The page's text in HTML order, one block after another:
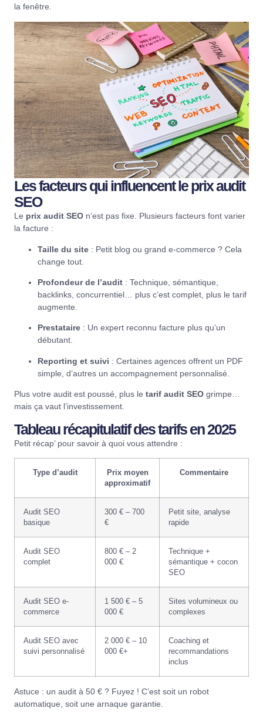
la fenêtre.
Les facteurs qui influencent le prix audit
SEO
Le prix audit SEO n’est pas fixe. Plusieurs facteurs font varier
la facture :
Taille du site : Petit blog ou grand e-commerce ? Cela
change tout.
Profondeur de l’audit : Technique, sémantique,
backlinks, concurrentiel… plus c’est complet, plus le tarif
augmente.
Prestataire : Un expert reconnu facture plus qu’un
débutant.
Reporting et suivi : Certaines agences offrent un PDF
simple, d’autres un accompagnement personnalisé.
Plus votre audit est poussé, plus le tarif audit SEO grimpe…
mais ça vaut l’investissement.
Tableau récapitulatif des tarifs en 2025
Petit récap’ pour savoir à quoi vous attendre :
Type d’audit
Prix moyen
approximatif
Commentaire
Audit SEO
basique
300 € – 700
€
Petit site, analyse
rapide
Audit SEO
complet
800 € – 2
000 €
Technique +
sémantique + cocon
SEO
Audit SEO e-
commerce
1 500 € – 5
000 €
Sites volumineux ou
complexes
Audit SEO avec
suivi personnalisé
2 000 € – 10
000 €+
Coaching et
recommandations
inclus
Astuce : un audit à 50 € ? Fuyez ! C’est soit un robot
automatique, soit une arnaque garantie.